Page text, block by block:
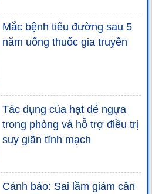
Mắc bệnh tiểu đường sau 5
năm uống thuốc gia truyền
Tác dụng của hạt dẻ ngựa
trong phòng và hỗ trợ điều trị
suy giãn tĩnh mạch
Cảnh báo: Sai lầm giảm cân